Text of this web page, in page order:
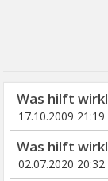
Was hilft
17.10.2009 21:19
Was hilft
02.07.2020 20:32